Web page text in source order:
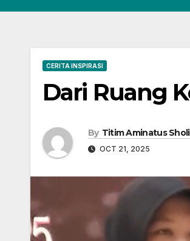
CERITA INSPIRASI
Dari Ruang
By Titim Aminatus
OCT 21, 2025